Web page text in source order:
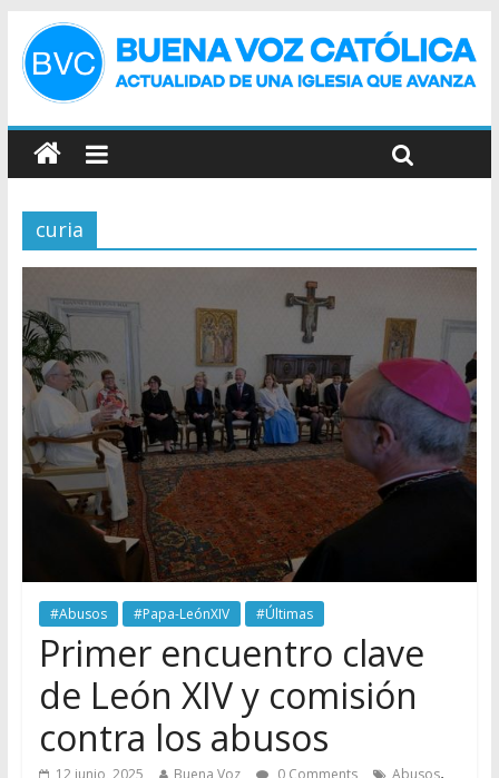
curia
#Abusos #Papa-LeónXIV #Últimas
Primer encuentro clave
de León XIV y comisión
contra los abusos
12 junio, 2025 Buena Voz 0 Comments Abusos,